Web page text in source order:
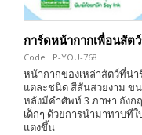
การ์ดหน้ากากเพื่อนสัต
Code : P-YOU-768
หน้ากากของเหล่าสัตว์ที่น่
แต่ละชนิด สีสันสวยงาม ข
หลังมีคำศัพท์ 3 ภาษา อังก
เด็กๆ ด้วยการนำมาทาบที่
แต่งขึ้น